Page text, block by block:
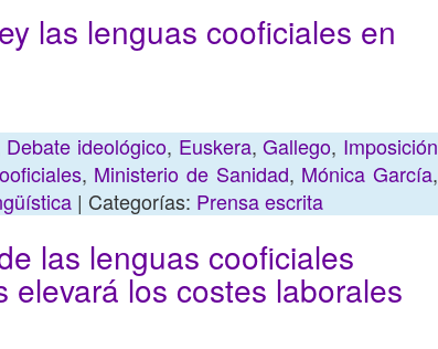
las lenguas cooficiales en
Debate ideológico, Euskera,Gallego, Imposición
, Ministerio de Sanidad, Mónica García,
| Categorías: Prensa escrita
las lenguas cooficiales
los costes laborales